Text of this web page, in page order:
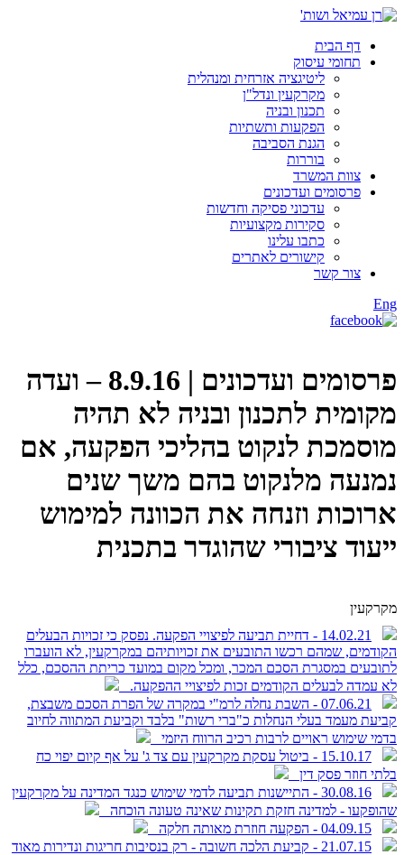
דף הבית
תחומי עיסוק
ליטיגציה אזרחית ומנהלית
מקרקעין ונדל"ן
תכנון ובניה
הפקעות ותשתיות
הגנת הסביבה
בוררות
צוות המשרד
פרסומים ועדכונים
עדכוני פסיקה וחדשות
סקירות מקצועיות
כתבו עלינו
קישורים לאתרים
צור קשר
Eng
פרסומים ועדכונים |
8.9.16 – ועדה
מקומית לתכנון ובניה לא תהיה
מוסמכת לנקוט בהליכי הפקעה, אם
נמנעה מלנקוט בהם משך שנים
ארוכות וזנחה את הכוונה למימוש
ייעוד ציבורי שהוגדר בתכנית
מקרקעין
14.02.21 - דחיית תביעה לפיצויי הפקעה. נפסק כי זכויות הבעלים
הקודמים, שמהם רכשו התובעים את זכויותיהם במקרקעין, לא הועברו
לתובעים במסגרת הסכם המכר, ומכל מקום במועד כריתת ההסכם, כלל
לא עמדה לבעלים הקודמים זכות לפיצויי ההפקעה.
07.06.21 - השבת נחלה לרמ"י במקרה של הפרת הסכם משבצת,
קביעת מעמד בעלי הנחלות כ"ברי רשות" בלבד וקביעת המתווה לחיוב
בדמי שימוש ראויים לרבות רכיב הרווח היזמי
15.10.17 - ביטול עסקת מקרקעין עם צד ג' על אף קיום יפוי כח
בלתי חוזר פסק דין
30.08.16 - התיישנות תביעה לדמי שימוש כנגד המדינה על מקרקעין
שהופקעו - למדינה חזקת תקינות שאינה טעונה הוכחה
04.09.15 - הפקעה חוזרת מאותה חלקה
21.07.15 - קביעת הלכה חשובה - רק בנסיבות חריגות ונדירות מאוד